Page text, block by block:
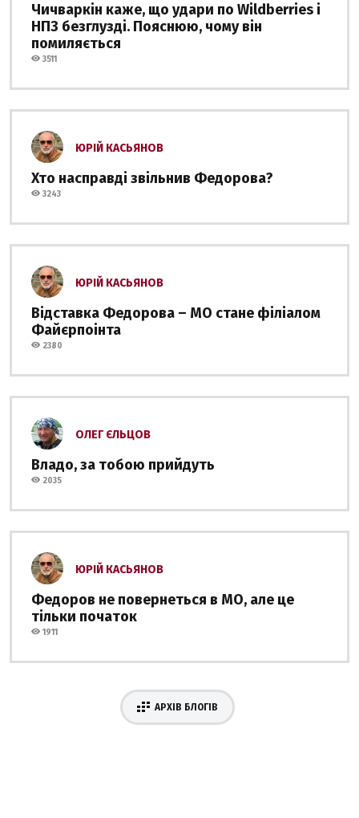
Чичваркін каже, що удари по Wildberries і
НПЗ безглузді. Пояснюю, чому він
помиляється
3511
ЮРІЙ КАСЬЯНОВ
Хто насправді звільнив Федорова?
3243
ЮРІЙ КАСЬЯНОВ
Відставка Федорова – МО стане філіалом
Файєрпоінта
2380
ОЛЕГ ЄЛЬЦОВ
Владо, за тобою прийдуть
2035
ЮРІЙ КАСЬЯНОВ
Федоров не повернеться в МО, але це
тільки початок
1911
АРХІВ БЛОГІВ